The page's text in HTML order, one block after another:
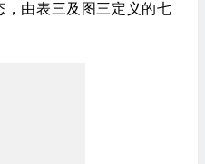
，由表三及图三定义的七